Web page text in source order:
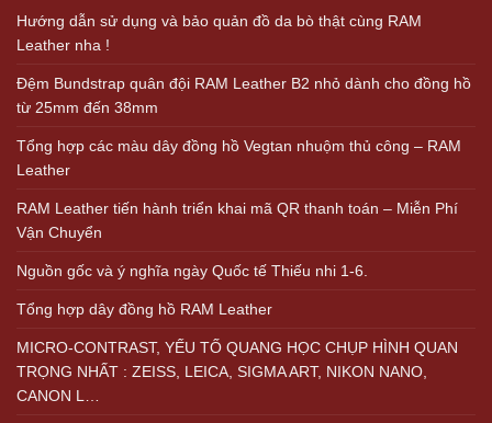
Hướng dẫn sử dụng và bảo quản đồ da bò thật cùng RAM
Leather nha !
Đệm Bundstrap quân đội RAM Leather B2 nhỏ dành cho đồng hồ
từ 25mm đến 38mm
Tổng hợp các màu dây đồng hồ Vegtan nhuộm thủ công – RAM
Leather
RAM Leather tiến hành triển khai mã QR thanh toán – Miễn Phí
Vận Chuyển
Nguồn gốc và ý nghĩa ngày Quốc tế Thiếu nhi 1-6.
Tổng hợp dây đồng hồ RAM Leather
MICRO-CONTRAST, YẾU TỐ QUANG HỌC CHỤP HÌNH QUAN
TRỌNG NHẤT : ZEISS, LEICA, SIGMA ART, NIKON NANO,
CANON L…